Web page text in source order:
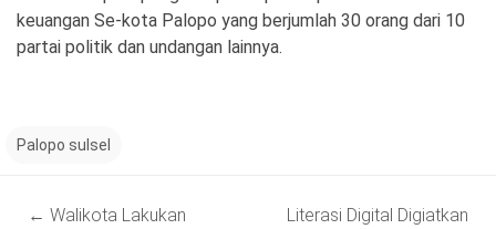
keuangan Se-kota Palopo yang berjumlah 30 orang dari 10
partai politik dan undangan lainnya.
Palopo sulsel
navigation
← Walikota Lakukan
Literasi Digital Digiatkan